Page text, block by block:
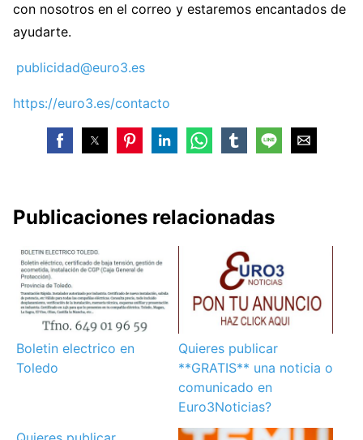
con nosotros en el correo y estaremos encantados de
ayudarte.
publicidad@euro3.es
https://euro3.es/contacto
Publicaciones relacionadas
Boletin electrico en
Toledo
Quieres publicar
**GRATIS** una noticia o
comunicado en
Euro3Noticias?